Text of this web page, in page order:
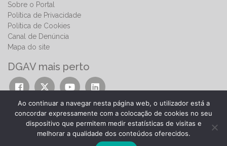
Sobre o Portal
Política de Privacidade
Política de Cookies
Canal de Denúncia
Mapa do site
DGAV mais perto
© 2026 | Direção-Geral de Alimentação e Veterinária
Ao continuar a navegar nesta página web, o utilizador está a
concordar expressamente com a colocação de cookies no seu
dispositivo que permitem medir estatísticas de visitas e
melhorar a qualidade dos conteúdos oferecidos.